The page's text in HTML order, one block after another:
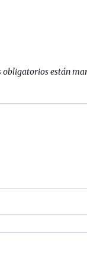
obligatorios están